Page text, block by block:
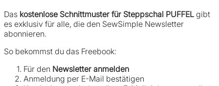
Das kostenlose Schnittmuster für Steppschal PUFFEL gibt
es exklusiv für alle, die den SewSimple Newsletter
abonnieren.
So bekommst du das Freebook:
Für den Newsletter anmelden
Anmeldung per E-Mail bestätigen